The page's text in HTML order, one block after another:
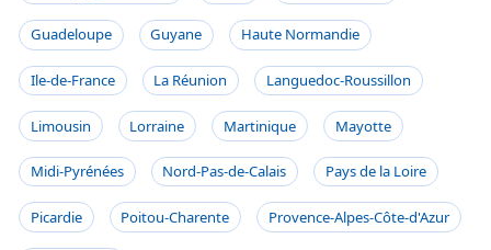
Guadeloupe Guyane Haute Normandie
Ile-de-France La Réunion Languedoc-Roussillon
Limousin Lorraine Martinique Mayotte
Midi-Pyrénées Nord-Pas-de-Calais Pays de la Loire
Picardie Poitou-Charente Provence-Alpes-Côte-d'Azur